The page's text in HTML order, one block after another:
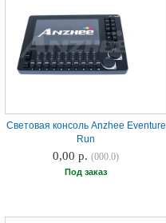
Световая консоль Anzhee Eventure
Run
0,00 р.(000.0)
Под заказ